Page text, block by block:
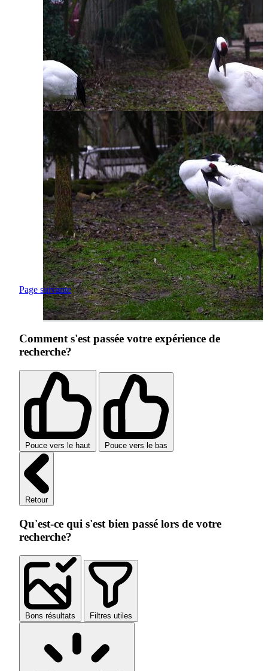
Page suivante
Comment s'est passée votre expérience de
recherche?
Pouce vers le haut Pouce vers le bas
Retour
Qu'est-ce qui s'est bien passé lors de votre
recherche?
Bons résultats Filtres utiles